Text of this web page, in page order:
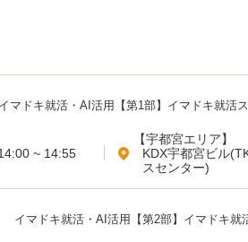
イマドキ就活・AI活用【第1部】イマドキ就活
~ 14:55
【宇都宮エリア】
KDX宇都宮ビル
スセンター)
イマドキ就活・AI活用【第2部】イマドキ就